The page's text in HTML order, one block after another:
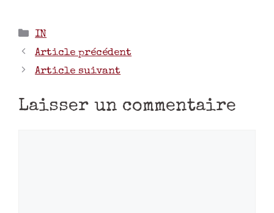
IN
Article précédent
Article suivant
Laisser un commentaire